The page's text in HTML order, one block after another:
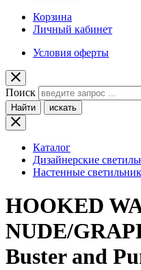
Корзина
Личный кабинет
Условия оферты
Поиск
Найти искать
Каталог
Дизайнерские
Настенные
HOOKED
NUDE/
Buster and